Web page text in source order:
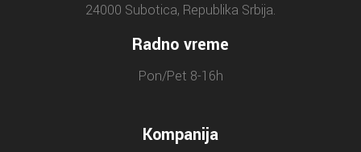
24000 Subotica, Republika Srbija.
Radno vreme
Pon/Pet 8-16h
Kompanija